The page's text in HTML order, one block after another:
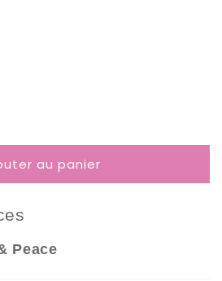
au panier
Peace